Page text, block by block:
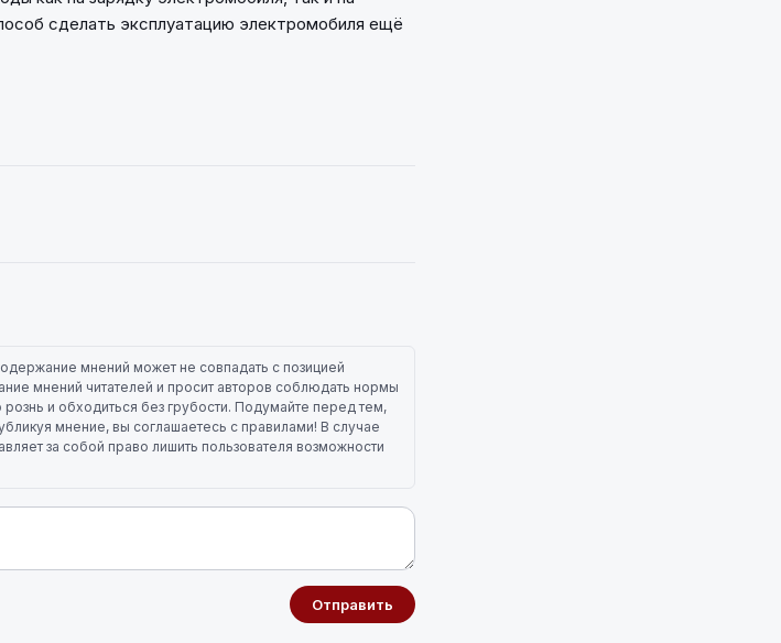
сделать эксплуатацию электромобиля ещё
мнений может не совпадать с позицией
мнений читателей и просит авторов соблюдать нормы
и обходиться без грубости. Подумайте перед тем,
мнение, вы соглашаетесь с правилами! В случае
за собой право лишить пользователя возможности
Отправить